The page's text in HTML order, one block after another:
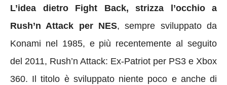
L’idea dietro Fight Back, strizza l’occhio a
Rush’n Attack per NES, sempre sviluppato da
Konami nel 1985, e più recentemente al seguito
del 2011, Rush’n Attack: Ex-Patriot per PS3 e Xbox
360. Il titolo è sviluppato niente poco e anche di